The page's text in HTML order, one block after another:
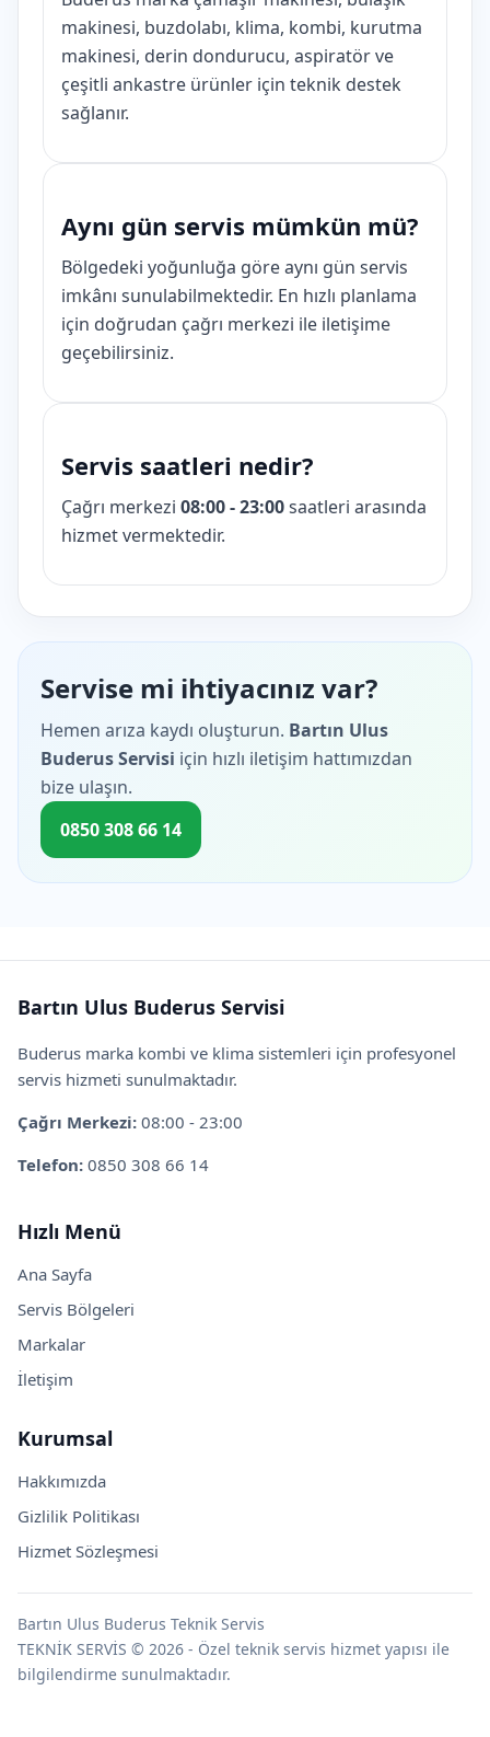
makinesi, buzdolabı, klima, kombi, kurutma
makinesi, derin dondurucu, aspiratör ve
çeşitli ankastre ürünler için teknik destek
sağlanır.
Aynı gün servis mümkün mü?
Bölgedeki yoğunluğa göre aynı gün servis
imkânı sunulabilmektedir. En hızlı planlama
için doğrudan çağrı merkezi ile iletişime
geçebilirsiniz.
Servis saatleri nedir?
Çağrı merkezi 08:00 - 23:00saatleri arasında
hizmet vermektedir.
Servise mi ihtiyacınız var?
Hemen arıza kaydı oluşturun. Bartın Ulus
Buderus Servisi için hızlı iletişim hattımızdan
bize ulaşın.
0850 308 66 14
Bartın Ulus Buderus Servisi
Buderus marka kombi ve klima sistemleri için profesyonel
servis hizmeti sunulmaktadır.
Çağrı Merkezi: 08:00 - 23:00
Telefon: 0850 308 66 14
Hızlı Menü
Ana Sayfa
Servis Bölgeleri
Markalar
İletişim
Kurumsal
Hakkımızda
Gizlilik Politikası
Hizmet Sözleşmesi
Bartın Ulus Buderus Teknik Servis
TEKNİK SERVİS © 2026 - Özel teknik servis hizmet yapısı ile
bilgilendirme sunulmaktadır.